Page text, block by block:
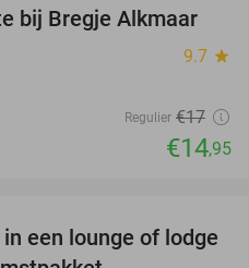
12%
bij Bregje Alkmaar
9.7 star
Regulier €17
€14,95
44%
een lounge of lodge